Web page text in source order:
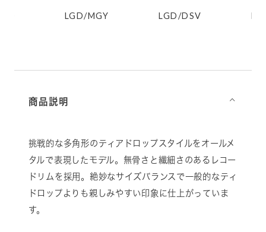
LGD/MGY LGD/DSV
商品説明 ⌵
挑戦的な多角形のティアドロップスタイルをオールメ
タルで表現したモデル。無骨さと繊細さのあるレコー
ドリムを採用。絶妙なサイズバランスで一般的なティ
ドロップよりも親しみやすい印象に仕上がっていま
す。